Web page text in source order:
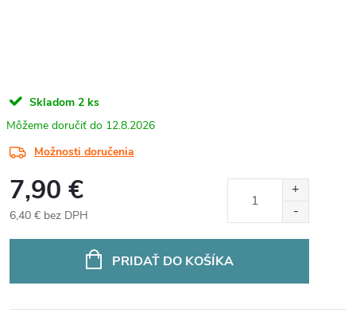
Skladom 2 ks
12.8.2026
Možnosti doručenia
7,90 €
6,40 € bez DPH
PRIDAŤ DO KOŠÍKA